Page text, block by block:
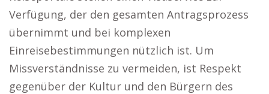
Verfügung, der den gesamten Antragsprozess
übernimmt und bei komplexen
Einreisebestimmungen nützlich ist. Um
Missverständnisse zu vermeiden, ist Respekt
gegenüber der Kultur und den Bürgern des